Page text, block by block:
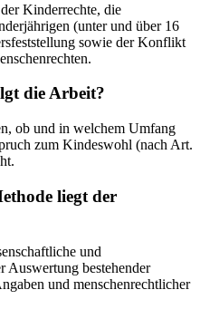
Kinderrechte, die
(unter und über 16
sowie der Konflikt
die Arbeit?
ob und in welchem Umfang
zum Kindeswohl (nach Art.
liegt der
und
Auswertung bestehender
und menschenrechtlicher